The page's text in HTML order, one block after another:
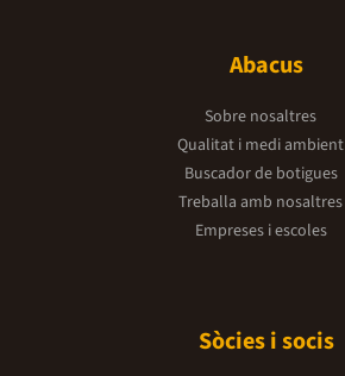
Abacus
Sobre nosaltres
Qualitat i medi ambient
Buscador de botigues
Treballa amb nosaltres
Empreses i escoles
Sòcies i socis